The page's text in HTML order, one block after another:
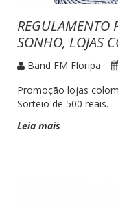
REGULAMENTO
SONHO, LOJAS
Band FM Floripa
Promoção lojas
Sorteio de 500 reais.
Leia mais